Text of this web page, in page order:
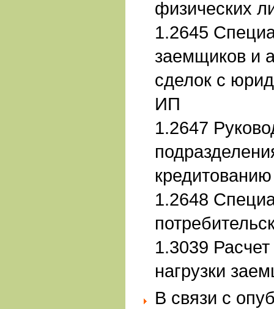
физических
1.2645
заемщиков и
сделок с
ИП
1.2647
кредитованию
1.2648
1.3039
нагрузки
В связи с